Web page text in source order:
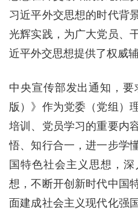
习近平外交思想的时代背
光辉实践，为广大党员、
近平外交思想提供了权威辅
中央宣传部发出通知，
版）》作为党委（党组）
培训、党员学习的重要内
悟、知行合一，进一步学
国特色社会主义思想，
想，不断开创新时代中国
面建成社会主义现代化强